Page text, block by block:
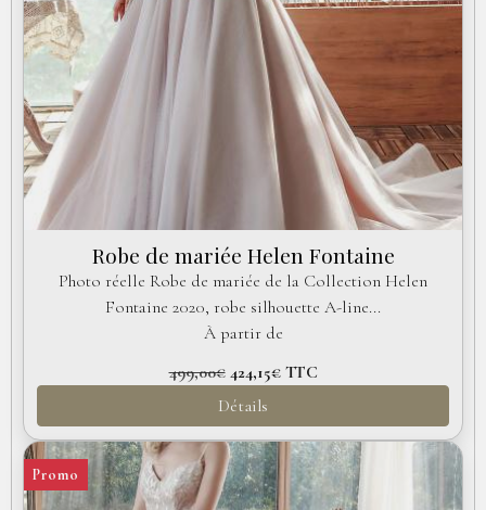
Robe de mariée Helen Fontaine
Photo réelle Robe de mariée de la Collection Helen
Fontaine 2020, robe silhouette A-line...
À partir de
499,00€ 424,15€ TTC
Détails
Promo